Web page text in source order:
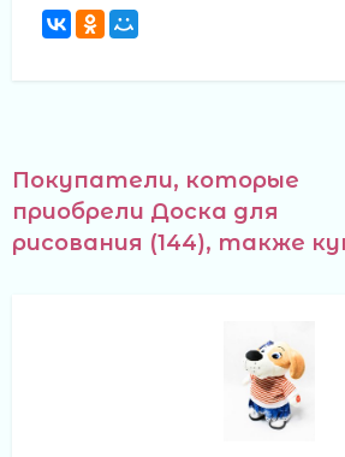
Покупатели, которые
приобрели Доска для
рисования (144), также